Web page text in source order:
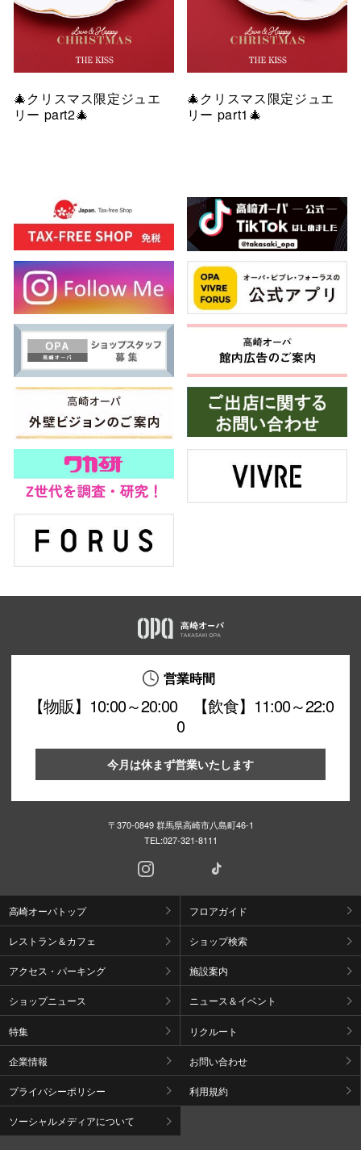
🎄クリスマス限定ジュエ
リー part2🎄
🎄クリスマス限定ジュエ
リー part1🎄
営業時間
【物販】10:00～20:00 【飲食】11:00～22:0
0
今月は休まず営業いたします
〒370-0849 群馬県高崎市八島町46-1
TEL:027-321-8111
高崎オーパトップ フロアガイド
レストラン＆カフェ ショップ検索
アクセス・パーキング 施設案内
ショップニュース ニュース＆イベント
特集 リクルート
企業情報 お問い合わせ
プライバシーポリシー 利用規約
ソーシャルメディアについて